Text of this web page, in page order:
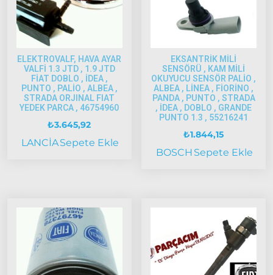
Model
ve Üstü
Scudo
1995-2013
Siena
1997-2002
Albea
Albea
Model
ve Üstü
Strada
Bravo
ELEKTROVALF, HAVA AYAR
VALFİ 1.3 JTD , 1.9 JTD
FİAT DOBLO , İDEA ,
PUNTO , PALİO , ALBEA ,
STRADA ORJINAL FIAT
YEDEK PARCA , 46754960
₺3.645,92
LANCİASepete Ekle
EKSANTRİK MİLİ
SENSÖRÜ , KAM MİLİ
OKUYUCU SENSÖR PALİO ,
ALBEA , LİNEA , FİORİNO ,
PANDA , PUNTO , STRADA
, İDEA , DOBLO , GRANDE
PUNTO 1.3 , 55216241
₺1.844,15
BOSCH Sepete Ekle